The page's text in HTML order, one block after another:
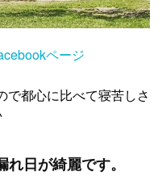
ページ
で都心に比べて寝苦しさ
日が綺麗です。